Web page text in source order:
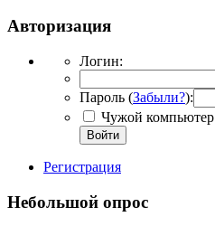
Авторизация
Логин:
Пароль (Забыли?):
Чужой компьютер
Войти
Регистрация
Небольшой опрос